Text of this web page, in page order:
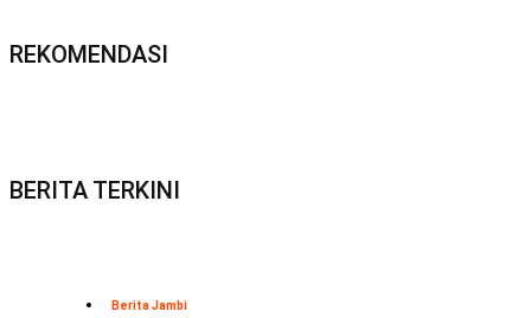
REKOMENDASI
BERITA TERKINI
Berita Jambi